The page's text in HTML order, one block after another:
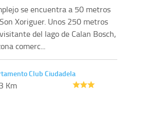
se encuentra a 50 metros
Xoriguer. Unos 250 metros
del lago de Calan Bosch,
comerc...
Club Ciudadela
Km